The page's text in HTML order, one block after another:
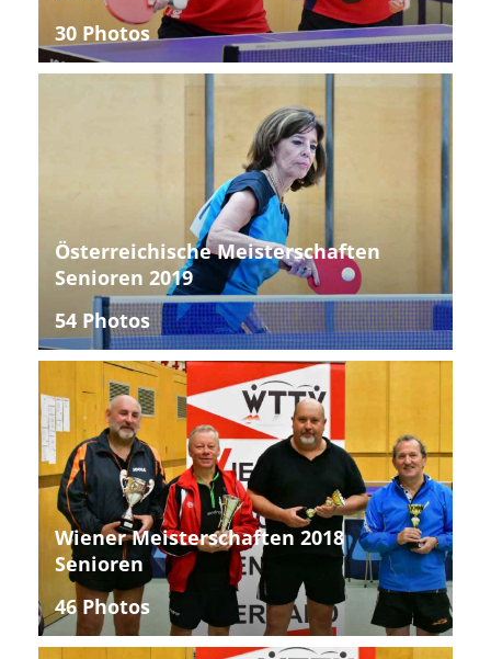
30 Photos
Österreichische Meisterschaften
Senioren 2019
54 Photos
Wiener Meisterschaften 2018
Senioren
46 Photos